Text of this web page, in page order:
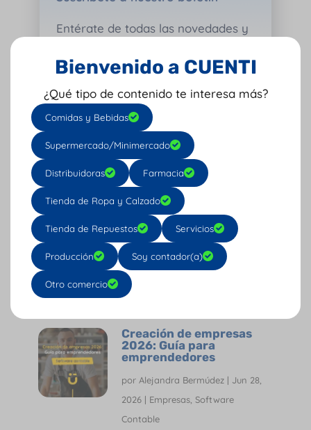
Entérate de todas las novedades y
ventas y contabilidad.
Subscribe
Árticulos Relacionados
Creación de empresas
2026: Guía para
emprendedores
por Alejandra Bermúdez| Jun 28,
2026| Empresas, Software
Contable
Bienvenido a CUENTI
¿Qué tipo de contenido te interesa más?
Comidas y Bebidas
Supermercado/Minimercado
Distribuidoras Farmacia
Tienda de Ropa y Calzado
Tienda de Repuestos Servicios
Producción Soy contador(a)
Otro comercio